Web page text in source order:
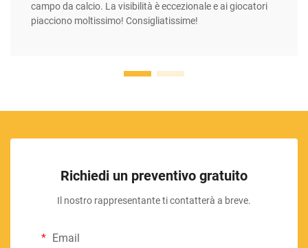
campo da calcio. La visibilità è eccezionale e ai giocatori
piacciono moltissimo! Consigliatissime!
Richiedi un preventivo gratuito
Il nostro rappresentante ti contatterà a breve.
Email